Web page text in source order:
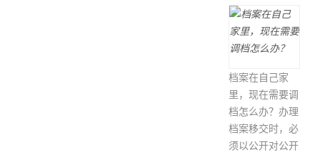
档案在自己家
里，现在需要调
档怎么办？办理
档案移交时，必
须以公开对公开